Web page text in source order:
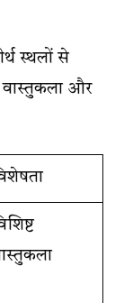
स्थलों से
वास्तुकला और